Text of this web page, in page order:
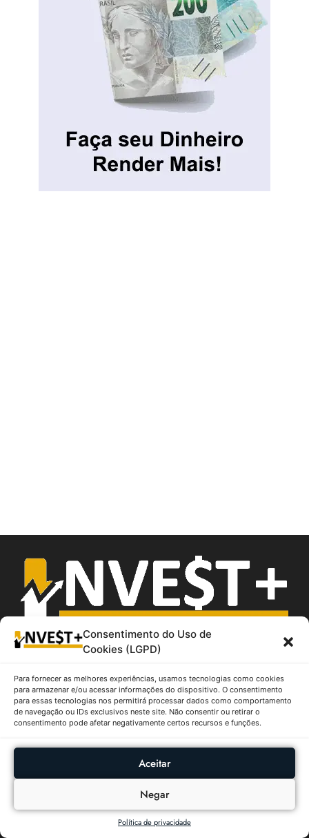
Consentimento do Uso de
Cookies (LGPD)
Para fornecer as melhores experiências, usamos tecnologias como cookies
para armazenar e/ou acessar informações do dispositivo. O consentimento
para essas tecnologias nos permitirá processar dados como comportamento
de navegação ou IDs exclusivos neste site. Não consentir ou retirar o
consentimento pode afetar negativamente certos recursos e funções.
Aceitar
Negar
Política de privacidade
Tudo sobre Investimentos e Finanças
Artigos
Fundos Imobiliários
Ações
Boletim Focus
Criptomoedas
Sobre
Política de Privacidade
Termos de Uso
Contato / Suporte